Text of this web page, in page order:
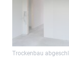
Trockenbau